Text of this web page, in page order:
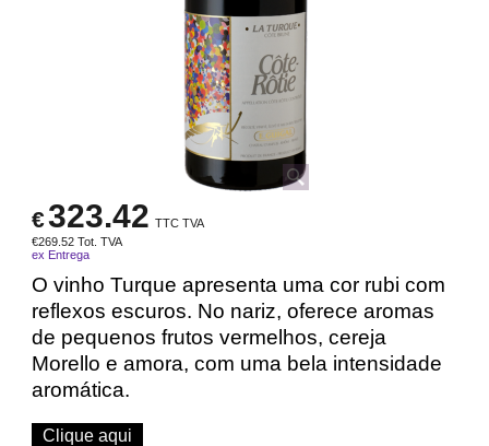
€323.42 TTC TVA
€269.52 Tot. TVA
ex Entrega
O vinho Turque apresenta uma cor rubi com
reflexos escuros. No nariz, oferece aromas
de pequenos frutos vermelhos, cereja
Morello e amora, com uma bela intensidade
aromática.
Clique aqui